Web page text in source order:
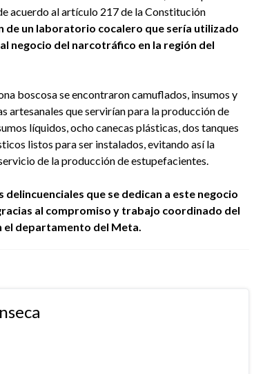
acuerdo al artículo 217 de la Constitución
de un laboratorio cocalero que sería utilizado
negocio del narcotráfico en la región del
boscosa se encontraron camuflados, insumos y
artesanales que servirían para la producción de
líquidos, ocho canecas plásticas, dos tanques
listos para ser instalados, evitando así la
de la producción de estupefacientes.
que se dedican a este negocio
al compromiso y trabajo coordinado del
el departamento del Meta.